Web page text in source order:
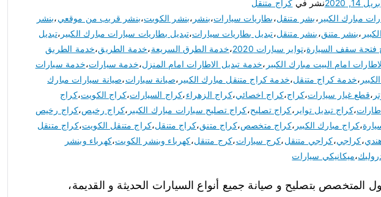
14, 2020 نشر في كراج متنقل
مبارك الكبير ،بشر متنقل،بطاريات سيارات،بنشر ،بنشر الكويت،بنشر قريب من موقعي،بنشر
،بنشر متنق،بنشر متنقل،تبديل بطاريات سيارات،تبديل بطاريات سيارات مبارك الكبير ،تبديل
فتحة سقف السيارة،تواير سيارات 2020 ،خدمة الطرق السريعة،خدمة الطريق،خدمة الطريق
امام البيت مبارك الكبير ،خدمة تبديل الاطارات امام المنزل،خدمة سيارات،خدمة سيارات
،خدمة كراج متنقل،خدمة كراج متنقل مبارك الكبير ،صيانة سيارات،صيانة سيارات مبارك
،قطع غيار سيارات،كراج،كراج اخصائي،كراج الزهراء،كراج السيارات،كراج الكويت،كراج
،كراج تبديل تواير ،كراج تصليح،كراج تصليح سيارات مبارك الكبير ،كراج رخيص،كراج رخيص
،كراج مبارك الكبير ،كراج متخصص،كراج متنق،كراج متنقل،كراج متنقل الكويت،كراج متنقل
،كراجي،كراجي متنقل،كرج سيارات،كرج متنقل،كهرباء وبنشر الكويت،كهرباء وبنشر
،ميكانيكي سيارات
المتخصص بتصليح و صيانة جميع أنواع السيارات الحديثة و القديمة،